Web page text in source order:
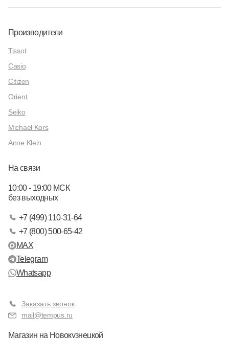
Производители
Tissot
Casio
Citizen
Orient
Seiko
Michael Kors
Anne Klein
На связи
10:00 - 19:00 МСК
без выходных
+7 (499) 110-31-64
+7 (800) 500-65-42
MAX
Telegram
Whatsapp
Заказать звонок
mail@tempus.ru
Магазин на Новокузнецкой